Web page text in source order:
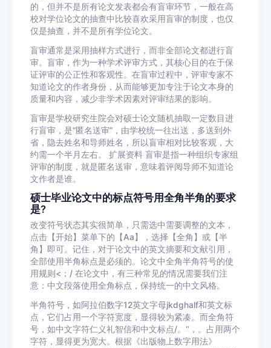
的，但并不是所有论文发表都会有盲审环节，一般在高
校对学位论文的抽查中比较喜欢采用盲审的制度，也仅
仅是抽查，并不是所有学位论文。
盲审通常是采用抽样方式进行，而非全部论文都进行盲
审。盲审，作为一种学术评审方式，其核心目的在于保
证评审的公正性和客观性。在盲审过程中，评审专家不
知道论文的作者身份，从而能够更加专注于论文本身的
质量和内容，减少非学术因素对评审结果的影响。
盲审是学校研究生院会对硕士论文随机抽取一定数目进
行盲审，是“匿名送审”，由学校统一往出送，多送到外
省，隐去姓名和导师姓名，所以盲审相对比较客观，大
约需一个半月左右。 扩展资料 盲审是指一种组织专家组
评审的制度，就是匿名送审，意味着评阅导师不知道论
文作者是谁。
硕士毕业论文中的标点符号用全角半角的要求
是?
改变符号状态其实很简单，只需选中需要调整的文本，
点击【开始】菜单下的【Aa】，选择【全角】或【半
角】即可。记住，对于论文中的英文摘要和文献引用，
全部使用半角标点是必须的。论文中全角半角符号的使
用规则<；/ 在论文中，有三种常见的情况需要我们注
意：中文段落使用全角标点，保持统一的中文风格。
半角符号，如阿拉伯数字12英文字母jkdghalf和英文标
点，它们占用一个字符宽度，显得较为紧凑。而全角符
号，如中文字符仁义礼智信和中文标点/。‘’，。占用两个
字符，显得更为宽大。根据《出版物上数字用法》